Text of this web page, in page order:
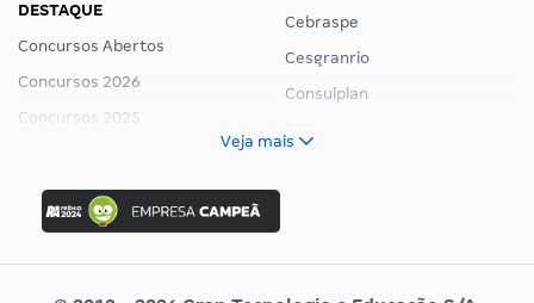
DESTAQUE
Concursos Abertos
Concursos 2026
Concursos 2025
Concurso Ibama
Concurso MPU
Editais publicados
Cebraspe
Cesgranrio
Consulplan
Veja mais